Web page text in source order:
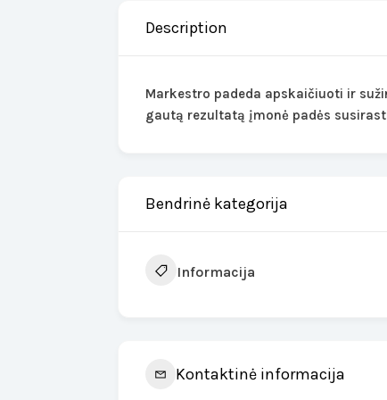
Description
Markestro padeda apskaičiuoti ir
gautą rezultatą įmonė padės
Bendrinė kategorija
Informacija
Kontaktinė informacija